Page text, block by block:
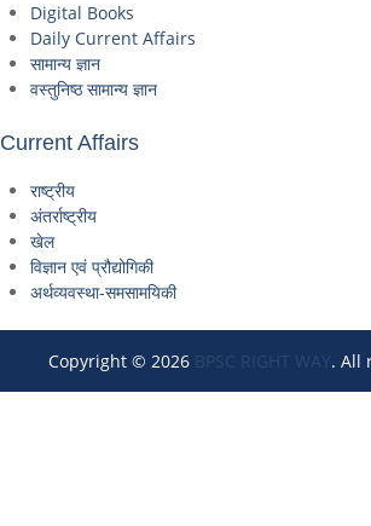
Digital Books
Daily Current Affairs
सामान्य ज्ञान
वस्तुनिष्ठ सामान्य ज्ञान
Current Affairs
राष्ट्रीय
अंतर्राष्ट्रीय
खेल
विज्ञान एवं प्रौद्योगिकी
अर्थव्यवस्था-समसामयिकी
Copyright © 2026 BPSC RIGHT WAY . All